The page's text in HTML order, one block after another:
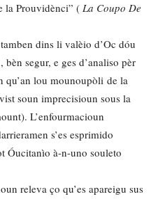
la Prouvidènci” ( La Coupo De
dins li valèio d’Oc dóu
bèn segur, e ges d’analiso pèr
lou mounoupòli de la
soun imprecisioun sous la
L’enfourmacioun
s’es esprimido
Óucitanìo à-n-uno souleto
releva ço qu’es apareigu sus